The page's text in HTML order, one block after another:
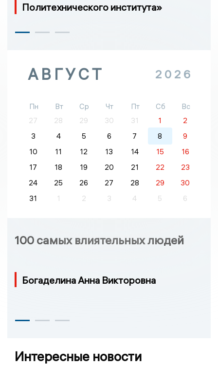
Политехнического института»
АВГУСТ 2026
Пн Вт Ср Чт Пт Сб
Вс
27
28 29 30 31 1
2
3
4 5 6 7 8
9
10
11 12 13 14 15
16
17
18 19 20 21 22
23
24
25 26 27 28 29
30
31
1 2 3 4 5 6
100 самых влиятельных людей
Богаделина Анна Викторовна
Интересные новости